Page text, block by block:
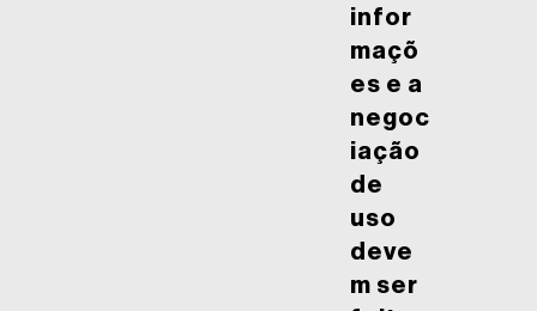
infor
maçõ
es e a
negoc
iação
de
uso
deve
m ser